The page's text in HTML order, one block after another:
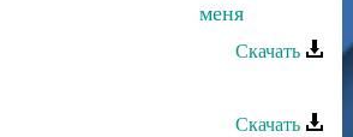
- Забери меня
Скачать
- Береги меня
Скачать